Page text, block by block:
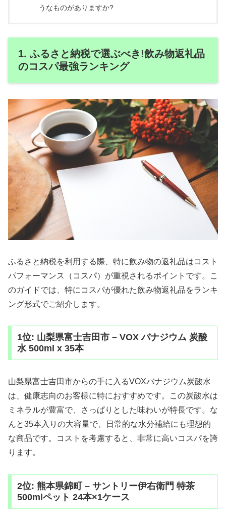
うなものがありますか?
1. ふるさと納税で選ぶべき!飲み物返礼品
のコスパ最強ランキング
ふるさと納税を利用する際、特に飲み物の返礼品はコスト
パフォーマンス（コスパ）が重視されるポイントです。こ
のガイドでは、特にコスパが優れた飲み物返礼品をランキ
ング形式でご紹介します。
1位: 山梨県富士吉田市 – VOX バナジウム 炭酸
水 500ml x 35本
山梨県富士吉田市からの手に入るVOXバナジウム炭酸水
は、健康志向のお客様に特におすすめです。この炭酸水は
ミネラルが豊富で、さっぱりとした味わいが特長です。な
んと35本入りの大容量で、日常的な水分補給にも理想的
な商品です。コストを考慮すると、非常に高いコスパを誇
ります。
2位: 熊本県錦町 – サントリー伊右衛門 特茶
500mlペット 24本×1ケース